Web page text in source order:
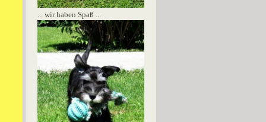
... wir haben Spaß ...